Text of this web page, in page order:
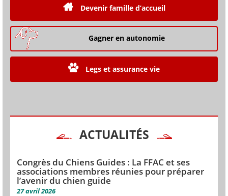
Devenir famille d’accueil
Gagner en autonomie
Legs et assurance vie
ACTUALITÉS
Congrès du Chiens Guides : La FFAC et ses
associations membres réunies pour préparer
l’avenir du chien guide
27 avril 2026